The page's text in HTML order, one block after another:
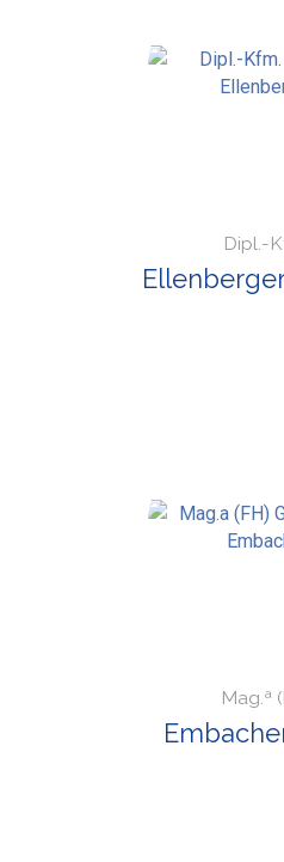
Dipl.-
Mag.ª